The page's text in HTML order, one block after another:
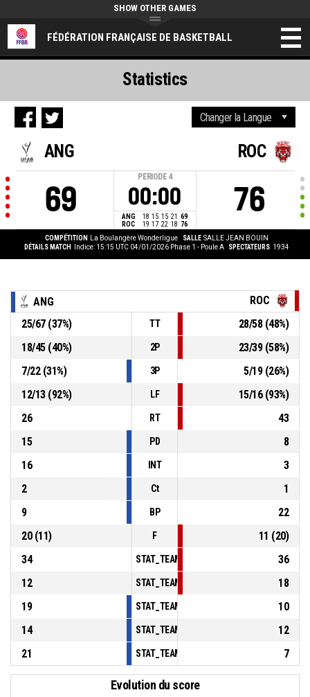
FÉDÉRATION FRANÇAISE DE BASKETBALL
SHOW OTHER GAMES
ANG
69
PERIODE 4
00:00
ANG 18 15 15 21 69
ROC
19 17 22 18 76
ROC
76
COMPÉTITION La Boulangère Wonderligue SALLE SALLE JEAN BOUIN
DÉTAILS MATCH
Indice: 15:15 UTC 04/01/2026 Phase 1 - Poule A SPECTATEURS 1934
Statistics
ANG
ROC
25/67(37%) TT 28/58(48%)
18/45(40%) 2P 23/39(58%)
7/22(31%) 3P 5/19(26%)
12/13(92%) LF 15/16(93%)
26
RT
43
15
PD
8
16
INT
3
2
Ct
1
9
BP
22
20(11) F 11 (20)
34
36
12
18
19
10
14
12
21
7
Evolution du score